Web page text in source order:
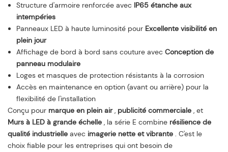
Structure d'armoire renforcée avec IP65 étanche aux
intempéries
Panneaux LED à haute luminosité pour Excellente visibilité en
plein jour
Affichage de bord à bord sans couture avec Conception de
panneau modulaire
Loges et masques de protection résistants à la corrosion
Accès en maintenance en option (avant ou arrière) pour la
flexibilité de l'installation
Conçu pour marque en plein air, publicité commerciale , et
Murs à LED à grande échelle , la série E combine résilience de
qualité industrielle avec imagerie nette et vibrante . C'est le
choix fiable pour les entreprises qui ont besoin de